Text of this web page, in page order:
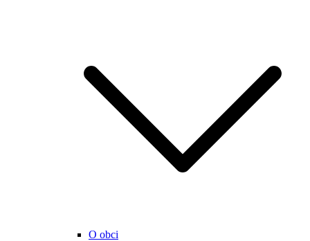
O obci